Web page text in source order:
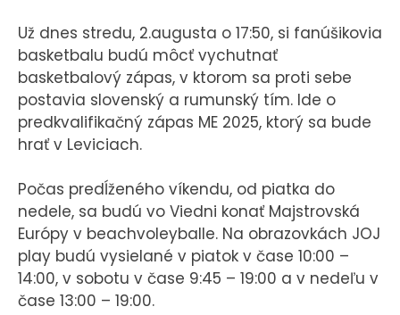
Už dnes stredu, 2.augusta o 17:50, si fanúšikovia
basketbalu budú môcť vychutnať
basketbalový zápas, v ktorom sa proti sebe
postavia slovenský a rumunský tím. Ide o
predkvalifikačný zápas ME 2025, ktorý sa bude
hrať v Leviciach.
Počas predĺženého víkendu, od piatka do
nedele, sa budú vo Viedni konať Majstrovská
Európy v beachvoleyballe. Na obrazovkách JOJ
play budú vysielané v piatok v čase 10:00 –
14:00, v sobotu v čase 9:45 – 19:00 a v nedeľu v
čase 13:00 – 19:00.